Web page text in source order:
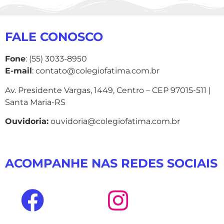
FALE CONOSCO
Fone: (55) 3033-8950
E-mail: contato@colegiofatima.com.br
Av. Presidente Vargas, 1449, Centro – CEP 97015-511 |
Santa Maria-RS
Ouvidoria: ouvidoria@colegiofatima.com.br
ACOMPANHE NAS REDES SOCIAIS